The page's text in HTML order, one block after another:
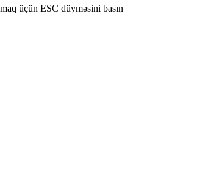
üçün ESC düyməsini basın